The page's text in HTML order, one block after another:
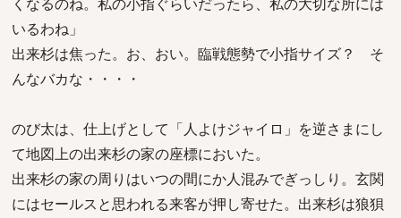
いるわね」
出来杉は焦った。お、おい。臨戦態勢で小指サイズ？ そ
んなバカな・・・・
のび太は、仕上げとして「人よけジャイロ」を逆さまにし
て地図上の出来杉の家の座標においた。
出来杉の家の周りはいつの間にか人混みでぎっしり。玄関
にはセールスと思われる来客が押し寄せた。出来杉は狼狽